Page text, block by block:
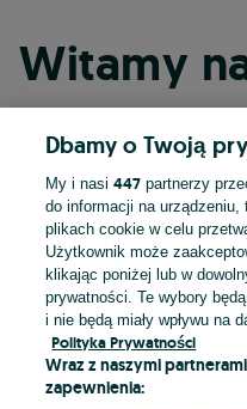
Witamy
Dbamy o Twoją
My i nasi447 partnerzy
do informacji na
plikach cookie w celu
Użytkownik może
klikając poniżej lub w
prywatności. Te wybory
i nie będą miały wpływu na
Polityka Prywatności
Wraz z naszymi
zapewnienia: